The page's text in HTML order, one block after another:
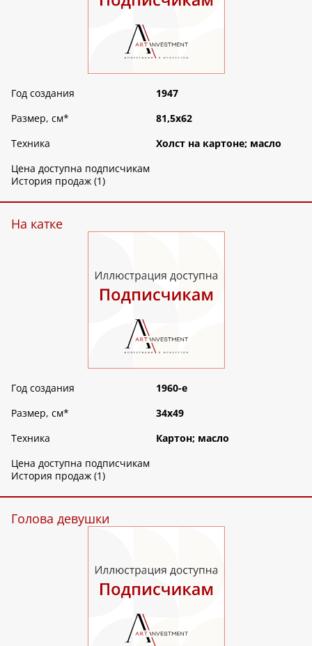
Год создания
1947
Размер, см*
81,5х62
Техника
Холст на картоне; масло
Цена доступна подписчикам
История продаж (1)
На катке
Год создания
1960-е
Размер, см*
34х49
Техника
Картон; масло
Цена доступна подписчикам
История продаж (1)
Голова девушки